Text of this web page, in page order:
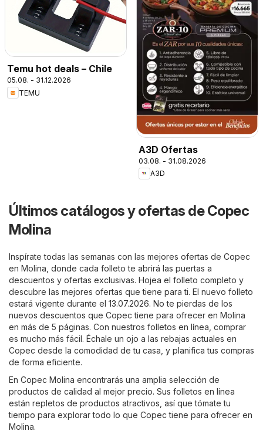
Temu hot deals – Chile
05.08. - 31.12.2026
TEMU
A3D Ofertas
03.08. - 31.08.2026
A3D
Últimos catálogos y ofertas de Copec
Molina
Inspírate todas las semanas con las mejores ofertas de Copec
en Molina, donde cada folleto te abrirá las puertas a
descuentos y ofertas exclusivas. Hojea el folleto completo y
descubre las mejores ofertas que tiene para ti. El nuevo folleto
estará vigente durante el 13.07.2026. No te pierdas de los
nuevos descuentos que Copec tiene para ofrecer en Molina
en más de 5 páginas. Con nuestros folletos en línea, comprar
es mucho más fácil. Échale un ojo a las rebajas actuales en
Copec desde la comodidad de tu casa, y planifica tus compras
de forma eficiente.
En Copec Molina encontrarás una amplia selección de
productos de calidad al mejor precio. Sus folletos en línea
están repletos de productos atractivos, así que tómate tu
tiempo para explorar todo lo que Copec tiene para ofrecer en
Molina.